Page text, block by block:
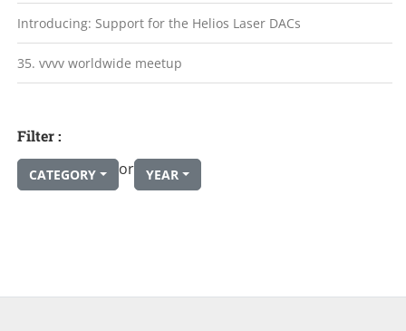
Introducing: Support for the Helios Laser DACs
35. vvvv worldwide meetup
Filter :
CATEGORY or YEAR